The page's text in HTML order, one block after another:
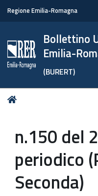
Regione Emilia-Romagna
Bollettino
Emilia-
(BURERT)
Tu
n.150 del
periodico
Seconda)